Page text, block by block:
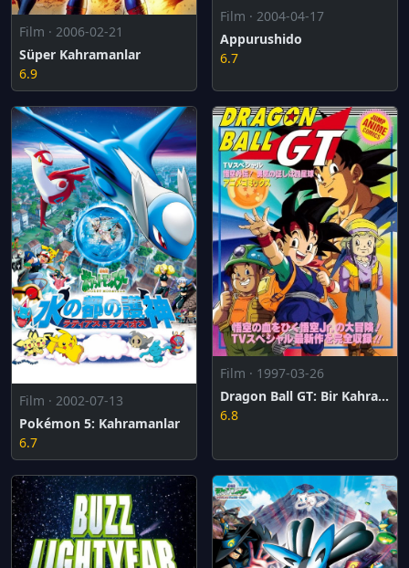
Film · 2006-02-21
Süper Kahramanlar
6.9
Film · 2004-04-17
Appurushido
6.7
Film · 2002-07-13
Pokémon 5: Kahramanlar
6.7
Film · 1997-03-26
Dragon Ball GT: Bir Kahramanın Mirası
6.8